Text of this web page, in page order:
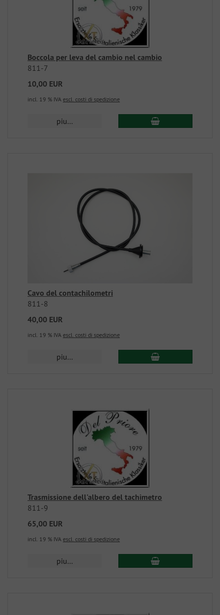
Boccola per leva del cambio nel cambio
811-7
10,00 EUR
incl. 19 % IVA escl. costi di spedizione
piu...
Cavo del contachilometri
811-8
40,00 EUR
incl. 19 % IVA escl. costi di spedizione
piu...
Trasmissione dell'albero del tachimetro
811-9
65,00 EUR
incl. 19 % IVA escl. costi di spedizione
piu...